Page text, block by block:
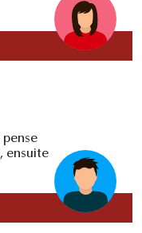
pense
ensuite